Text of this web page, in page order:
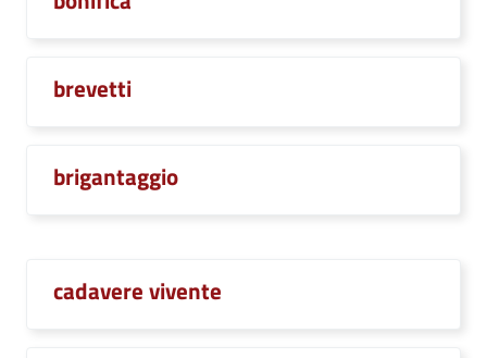
brevetti
brigantaggio
cadavere vivente